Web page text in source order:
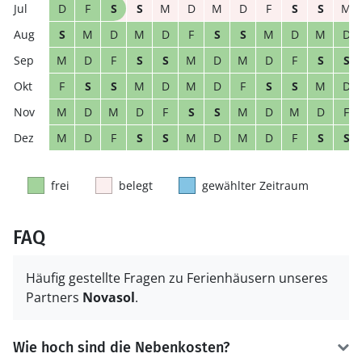
D
F S S M D M D F S S
M
S
M D M D F S S M D M
D
M
D F S S M D M D F S
S
F
S S M D M D F S S M
D
M
D M D F S S M D M D
F
M
D F S S M D M D F S S
frei belegt gewählter Zeitraum
FAQ
Häufig gestellte Fragen zu Ferienhäusern unseres
Partners Novasol.
Wie hoch sind die Nebenkosten?